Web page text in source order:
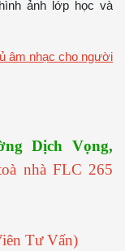
ảnh lớp học và
âm nhạc cho người
Dịch Vọng,
nhà FLC 265
Tư Vấn)